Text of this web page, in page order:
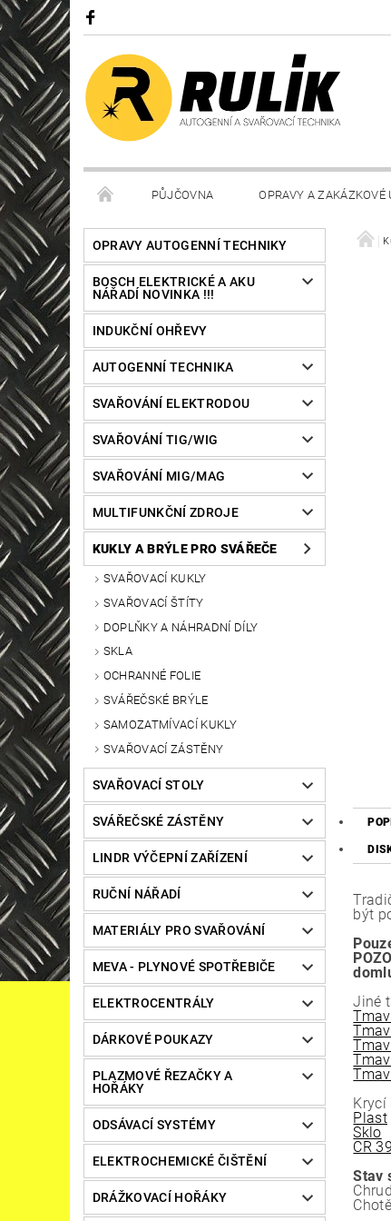
PŮJČOVNA OPRAVY A ZAKÁZKOVÉ
OPRAVY AUTOGENNÍ TECHNIKY
BOSCH ELEKTRICKÉ A AKU
NÁŘADÍ NOVINKA !!!
INDUKČNÍ OHŘEVY
AUTOGENNÍ TECHNIKA
SVAŘOVÁNÍ ELEKTRODOU
SVAŘOVÁNÍ TIG/WIG
SVAŘOVÁNÍ MIG/MAG
MULTIFUNKČNÍ ZDROJE
KUKLY A BRÝLE PRO SVÁŘEČE
SVAŘOVACÍ KUKLY
SVAŘOVACÍ ŠTÍTY
DOPLŇKY A NÁHRADNÍ DÍLY
SKLA
OCHRANNÉ FOLIE
SVÁŘEČSKÉ BRÝLE
SAMOZATMÍVACÍ KUKLY
SVAŘOVACÍ ZÁSTĚNY
SVAŘOVACÍ STOLY
SVÁŘEČSKÉ ZÁSTĚNY
LINDR VÝČEPNÍ ZAŘÍZENÍ
RUČNÍ NÁŘADÍ
MATERIÁLY PRO SVAŘOVÁNÍ
MEVA - PLYNOVÉ SPOTŘEBIČE
ELEKTROCENTRÁLY
DÁRKOVÉ POUKAZY
PLAZMOVÉ ŘEZAČKY A
HOŘÁKY
ODSÁVACÍ SYSTÉMY
ELEKTROCHEMICKÉ ČIŠTĚNÍ
DRÁŽKOVACÍ HOŘÁKY
být
Jiné
Krycí
Plast
Sklo
CR 39
Stav